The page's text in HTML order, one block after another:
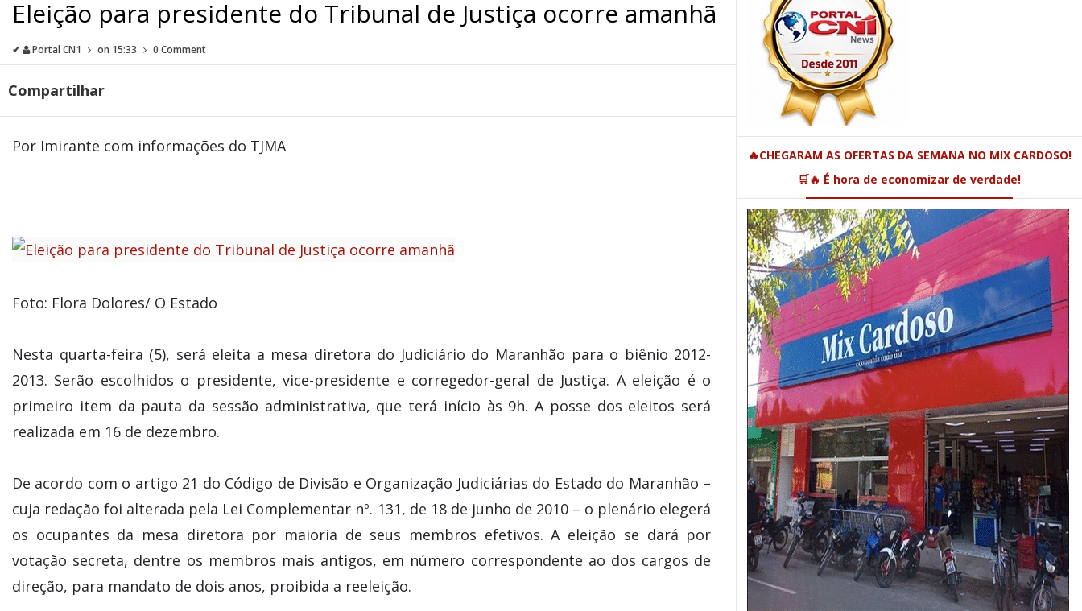
Eleição para presidente do Tribunal de Justiça ocorre amanhã
✔ Portal CN1 on 15:33 0 Comment
Compartilhar
Por Imirante com informações do TJMA
Foto: Flora Dolores/ O Estado
Nesta quarta-feira (5), será eleita a mesa diretora do Judiciário do Maranhão para o biênio 2012-
2013. Serão escolhidos o presidente, vice-presidente e corregedor-geral de Justiça. A eleição é o
primeiro item da pauta da sessão administrativa, que terá início às 9h. A posse dos eleitos será
realizada em 16 de dezembro.
De acordo com o artigo 21 do Código de Divisão e Organização Judiciárias do Estado do Maranhão –
cuja redação foi alterada pela Lei Complementar nº. 131, de 18 de junho de 2010 – o plenário elegerá
os ocupantes da mesa diretora por maioria de seus membros efetivos. A eleição se dará por
votação secreta, dentre os membros mais antigos, em número correspondente ao dos cargos de
direção, para mandato de dois anos, proibida a reeleição.
🔥CHEGARAM AS OFERTAS DA SEMANA NO MIX CARDOSO!
🛒🔥 É hora de economizar de verdade!